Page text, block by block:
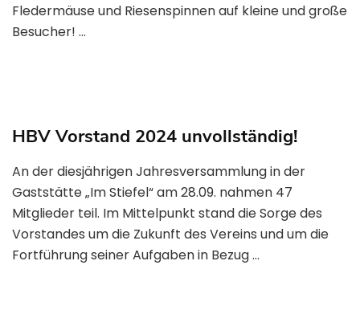
Fledermäuse und Riesenspinnen auf kleine und große
Besucher! …
HBV Vorstand 2024 unvollständig!
An der diesjährigen Jahresversammlung in der
Gaststätte „Im Stiefel“ am 28.09. nahmen 47
Mitglieder teil. Im Mittelpunkt stand die Sorge des
Vorstandes um die Zukunft des Vereins und um die
Fortführung seiner Aufgaben in Bezug …